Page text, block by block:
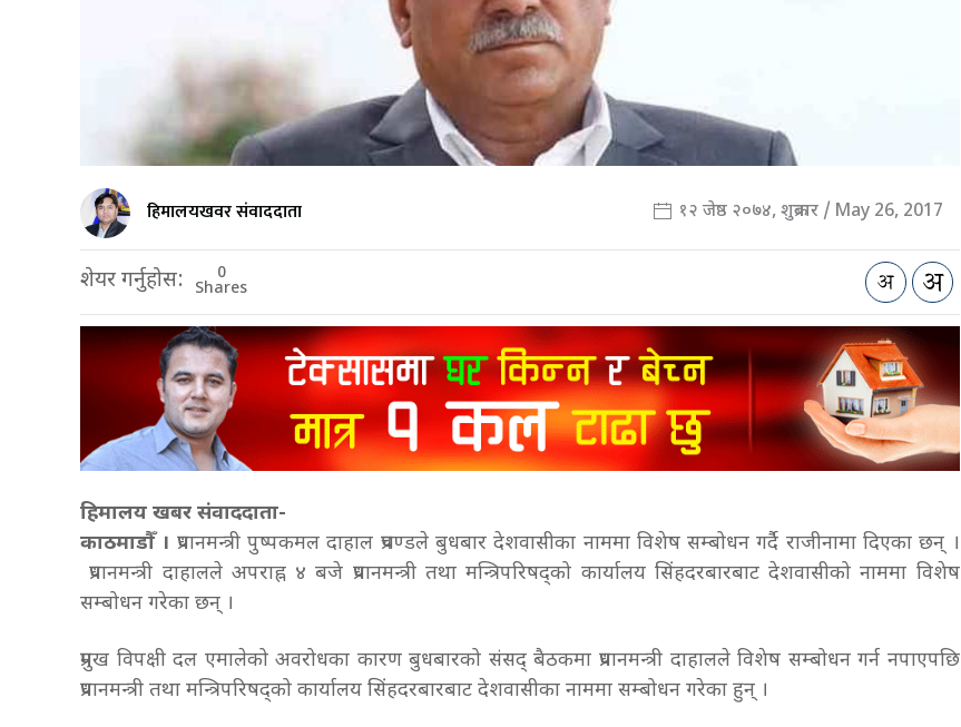
हिमालयखवर संवाददाता १२ जेष्ठ २०७४, शुक्रबार / May 26, 2017
शेयर गर्नुहोस: 0
Shares
हिमालय खबर संवाददाता-
काठमाडौँ । प्रधानमन्त्री पुष्पकमल दाहाल प्रचण्डले बुधबार देशवासीका नाममा विशेष सम्बोधन गर्दै राजीनामा दिएका छन् ।
प्रधानमन्त्री दाहालले अपराह्न ४ बजे प्रधानमन्त्री तथा मन्त्रिपरिषद्को कार्यालय सिंहदरबारबाट देशवासीको नाममा विशेष
सम्बोधन गरेका छन् ।
प्रमुख विपक्षी दल एमालेको अवरोधका कारण बुधबारको संसद् बैठकमा प्रधानमन्त्री दाहालले विशेष सम्बोधन गर्न नपाएपछि
प्रधानमन्त्री तथा मन्त्रिपरिषद्को कार्यालय सिंहदरबारबाट देशवासीका नाममा सम्बोधन गरेका हुन् ।